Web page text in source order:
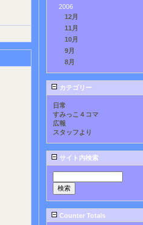
2006
12月
11月
10月
9月
8月
カテゴリー
日常
すみっこ４コマ
広報
スタッフより
サイト内検索
Counter Totals